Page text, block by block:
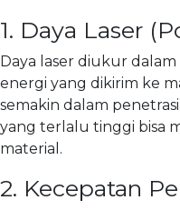
1. Daya Laser
Daya laser diukur
energi yang dikirim ke
semakin dalam
yang terlalu tinggi bisa
material.
2. Kecepatan